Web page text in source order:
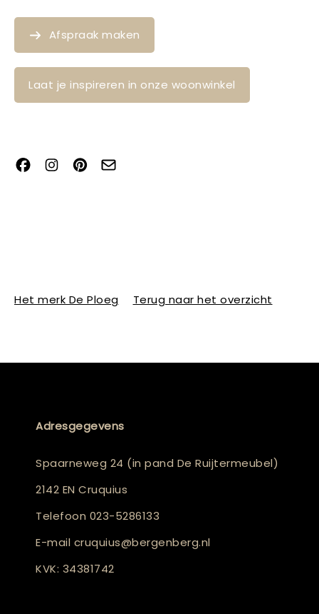
Afspraak maken
Laat je inspireren in onze woonwinkel
Het merk De Ploeg Terug naar het overzicht
Adresgegevens
Spaarneweg 24 (in pand De Ruijtermeubel)
2142 EN Cruquius
Telefoon 023-5286133
E-mail cruquius@bergenberg.nl
KVK: 34381742